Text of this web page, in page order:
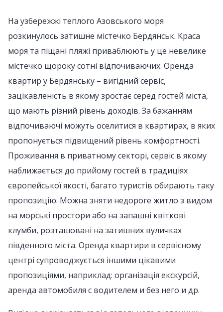
На узбережжі теплого Азовського моря
розкинулось затишне містечко Бердянськ. Краса
моря та піщані пляжі приваблюють у це невелике
містечко щороку сотні відпочиваючих. Оренда
квартир у Бердянську – вигідний сервіс,
зацікавленість в якому зростає серед гостей міста,
що мають різний рівень доходів. За бажанням
відпочиваючі можуть оселитися в квартирах, в яких
пропонується підвищений рівень комфортності.
Проживання в приватному секторі, сервіс в якому
наближається до прийому гостей в традиціях
європейської якості, багато туристів обирають таку
пропозицію. Можна зняти недороге житло з видом
на морські простори або на запашні квіткові
клумби, розташовані на затишних вуличках
південного міста. Оренда квартири в сервісному
центрі супроводжується іншими цікавими
пропозиціями, наприклад: організація екскурсій,
аренда автомобиля с водителем и без него и др.